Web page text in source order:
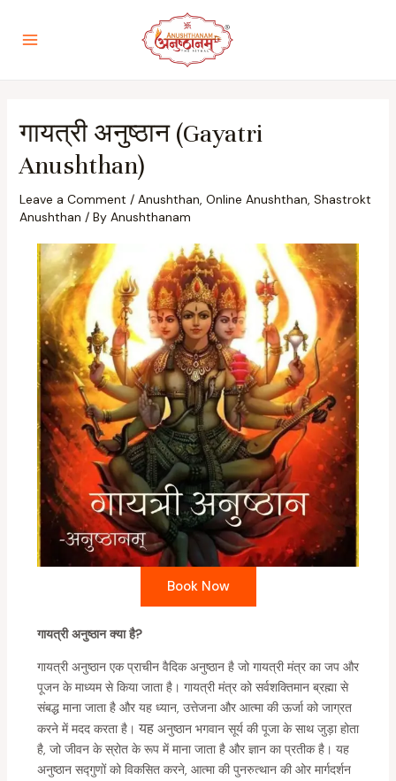
गायत्री अनुष्ठान (Gayatri
Anushthan)
Leave a Comment / Anushthan, Online Anushthan, Shastrokt
Anushthan / By Anushthanam
Book Now
गायत्री अनुष्ठान क्या है?
गायत्री अनुष्ठान एक प्राचीन वैदिक अनुष्ठान है जो गायत्री मंत्र का जप और
पूजन के माध्यम से किया जाता है। गायत्री मंत्र को सर्वशक्तिमान ब्रह्मा से
संबद्ध माना जाता है और यह ध्यान, उत्तेजना और आत्मा की ऊर्जा को जाग्रत
करने में मदद करता है। यह अनुष्ठान भगवान सूर्य की पूजा के साथ जुड़ा होता
है, जो जीवन के स्रोत के रूप में माना जाता है और ज्ञान का प्रतीक है। यह
अनुष्ठान सद्गुणों को विकसित करने, आत्मा की पुनरुत्थान की ओर मार्गदर्शन